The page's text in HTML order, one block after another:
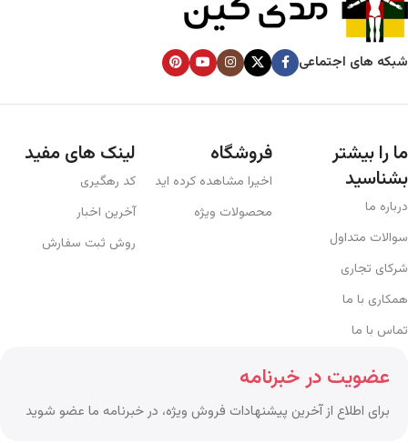
شبکه های اجتماعی
ما را بیشتر
بشناسید
درباره ما
سوالات متداول
شرکای تجاری
همکاری با ما
تماس با ما
فروشگاه
اخیرا مشاهده کرده اید
محصولات ویژه
لینک های مفید
کد رهگیری
آخرین اخبار
روش ثبت سفارش
عضویت در خبرنامه
برای اطلاع از آخرین پیشنهادات فروش ویژه، در خبرنامه ما عضو شوید